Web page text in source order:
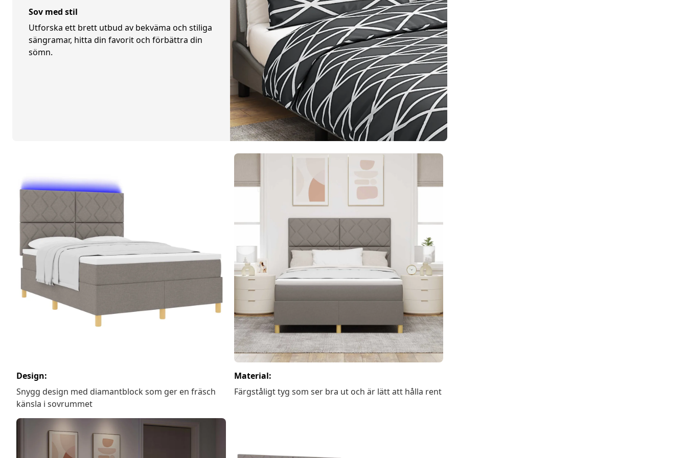
Sov med stil
Utforska ett brett utbud av bekväma och stiliga
sängramar, hitta din favorit och förbättra din
sömn.
Design:
Snygg design med diamantblock som ger en fräsch
känsla i sovrummet
Material:
Färgståligt tyg som ser bra ut och är lätt att hålla rent